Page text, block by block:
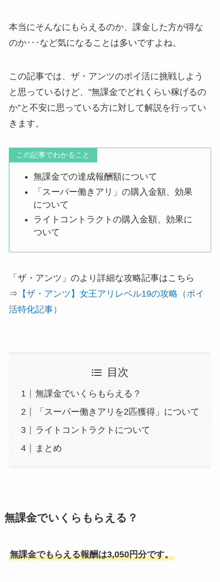
本当にそんなにもらえるのか、課金した方が得な
のか･･･など気になることは多いですよね。
この記事では、ザ・アンツのポイ活に挑戦しよう
と思っているけど、”無課金でどれくらい稼げるの
か”と不安に思っている方に対して解説を行ってい
きます。
この記事でわかること
無課金での達成報酬額について
「スーパー働きアリ」の購入金額、効果
について
ライトコントラクトの購入金額、効果に
ついて
「ザ・アンツ」のより詳細な攻略記事はこちら
⇒ 【ザ・アンツ】女王アリレベル19の攻略（ポイ
活特化記事）
目次
無課金でいくらもらえる？
「スーパー働きアリを2匹獲得」について
ライトコントラクトについて
まとめ
無課金でいくらもらえる？
無課金でもらえる報酬は3,050円分です。